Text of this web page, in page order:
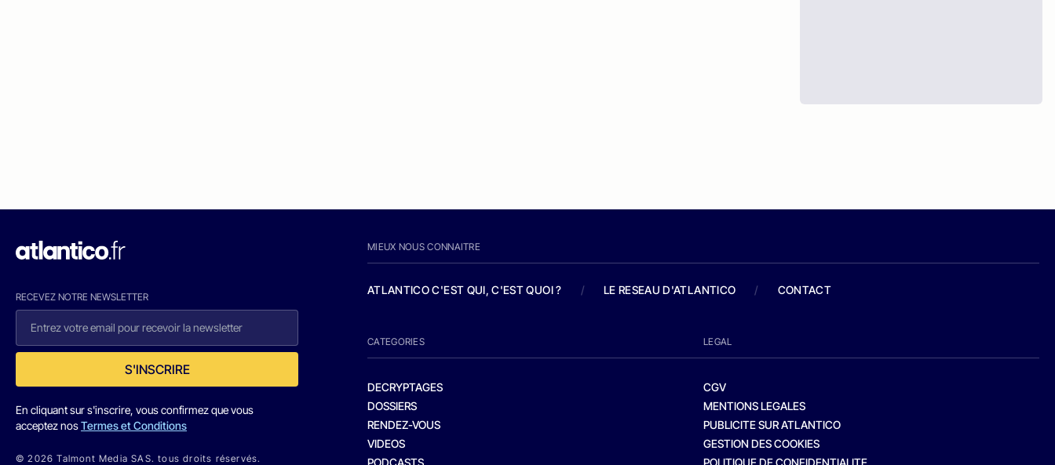
RECEVEZ NOTRE NEWSLETTER
S'INSCRIRE
En cliquant sur s'inscrire, vous confirmez que vous
acceptez nosTermes et Conditions
© 2026 Talmont Media SAS. tous droits réservés.
MIEUX NOUS CONNAITRE
ATLANTICO C'EST QUI, C'EST QUOI ? / LE RESEAU D'ATLANTICO / CONTACT
CATEGORIES
DECRYPTAGES
DOSSIERS
RENDEZ-VOUS
VIDEOS
PODCASTS
LEGAL
CGV
MENTIONS LEGALES
PUBLICITE SUR ATLANTICO
GESTION DES COOKIES
POLITIQUE DE CONFIDENTIALITE